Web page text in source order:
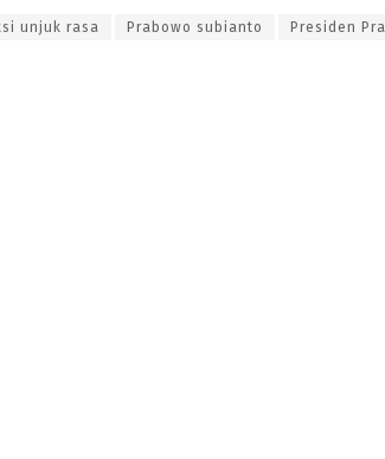
unjuk rasa Prabowo subianto Presiden